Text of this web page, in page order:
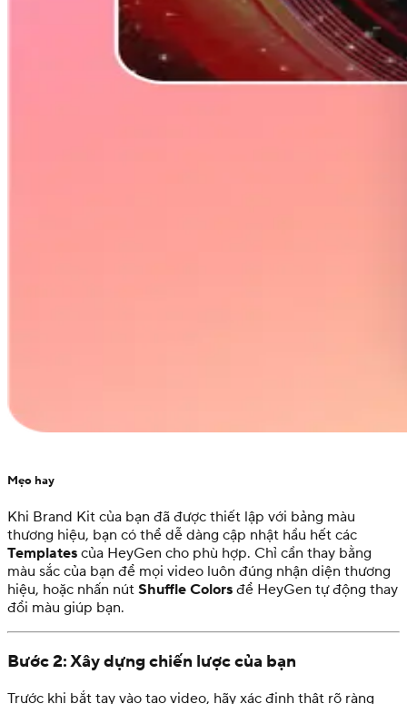
Mẹo hay
Khi Brand Kit của bạn đã được thiết lập với bảng màu
thương hiệu, bạn có thể dễ dàng cập nhật hầu hết các
Templates của HeyGen cho phù hợp. Chỉ cần thay bằng
màu sắc của bạn để mọi video luôn đúng nhận diện thương
hiệu, hoặc nhấn nút Shuffle Colors để HeyGen tự động thay
đổi màu giúp bạn.
Bước 2: Xây dựng chiến lược của bạn
Trước khi bắt tay vào tạo video, hãy xác định thật rõ ràng